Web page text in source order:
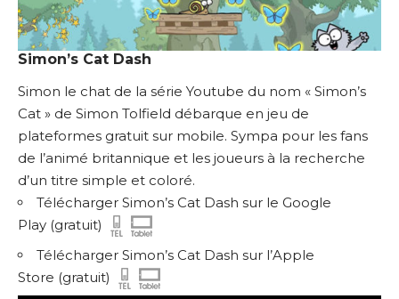
Simon’s Cat Dash
Simon le chat de la série Youtube du nom « Simon’s
Cat » de Simon Tolfield débarque en jeu de
plateformes gratuit sur mobile. Sympa pour les fans
de l’animé britannique et les joueurs à la recherche
d’un titre simple et coloré.
Télécharger Simon’s Cat Dash sur le Google
Play (gratuit)
Télécharger Simon’s Cat Dash sur l’Apple
Store (gratuit)